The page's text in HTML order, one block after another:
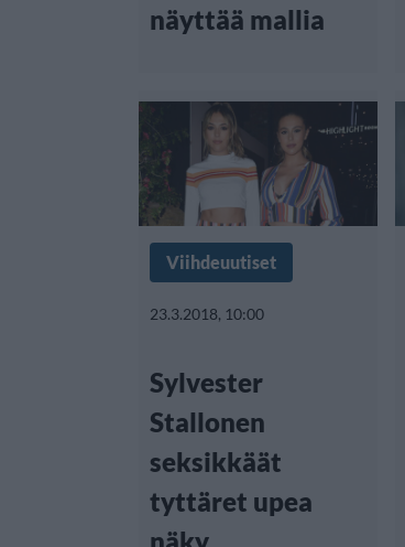
näyttää mallia
Viihdeuutiset
23.3.2018, 10:00
Sylvester
Stallonen
seksikkäät
tyttäret upea